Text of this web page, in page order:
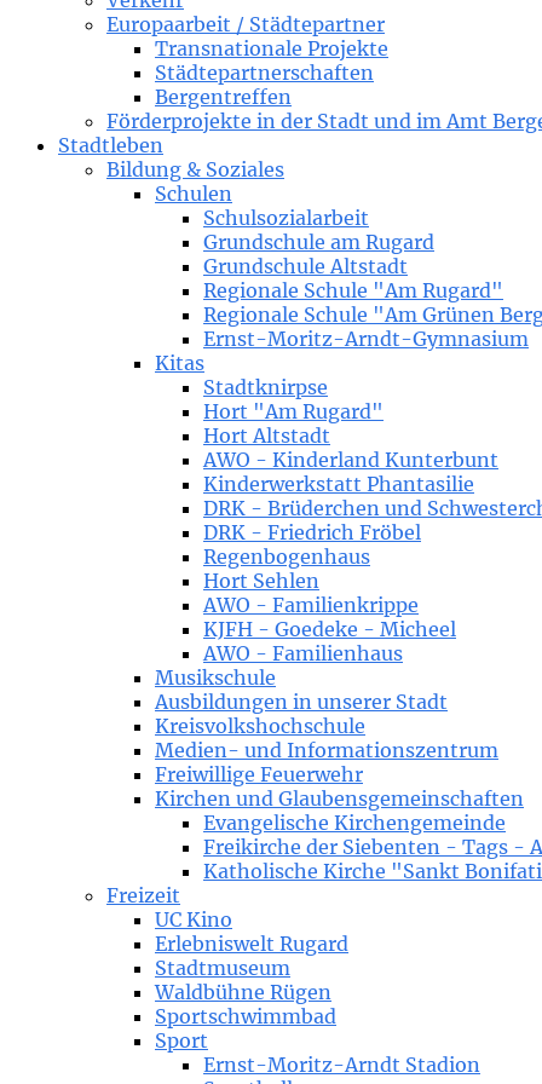
Europaarbeit / Städtepartner
Transnationale Projekte
Städtepartnerschaften
Bergentreffen
Förderprojekte in der Stadt und im Amt
Stadtleben
Bildung & Soziales
Schulen
Schulsozialarbeit
Grundschule am Rugard
Grundschule Altstadt
Regionale Schule "Am Rugard"
Regionale Schule "Am Grünen
Ernst-Moritz-Arndt-Gymnasium
Kitas
Stadtknirpse
Hort "Am Rugard"
Hort Altstadt
AWO - Kinderland Kunterbunt
Kinderwerkstatt Phantasilie
DRK - Brüderchen und
DRK - Friedrich Fröbel
Regenbogenhaus
Hort Sehlen
AWO - Familienkrippe
KJFH - Goedeke - Micheel
AWO - Familienhaus
Musikschule
Ausbildungen in unserer Stadt
Kreisvolkshochschule
Medien- und Informationszentrum
Freiwillige Feuerwehr
Kirchen und Glaubensgemeinschaften
Evangelische Kirchengemeinde
Freikirche der Siebenten - Tags -
Katholische Kirche "Sankt
Freizeit
UC Kino
Erlebniswelt Rugard
Stadtmuseum
Waldbühne Rügen
Sportschwimmbad
Sport
Ernst-Moritz-Arndt Stadion